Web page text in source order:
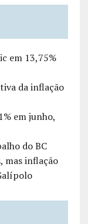
em 13,75%
da inflação
em junho,
do BC
mas inflação